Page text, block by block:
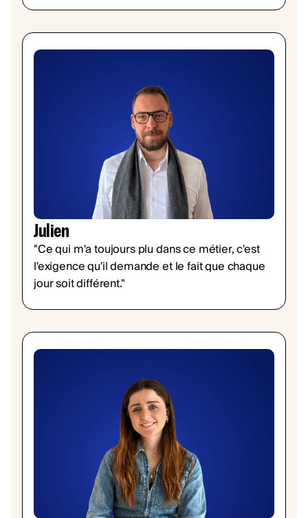
Julien
"Ce qui m'a toujours plu dans ce métier, c'est
l'exigence qu'il demande et le fait que chaque
jour soit différent."